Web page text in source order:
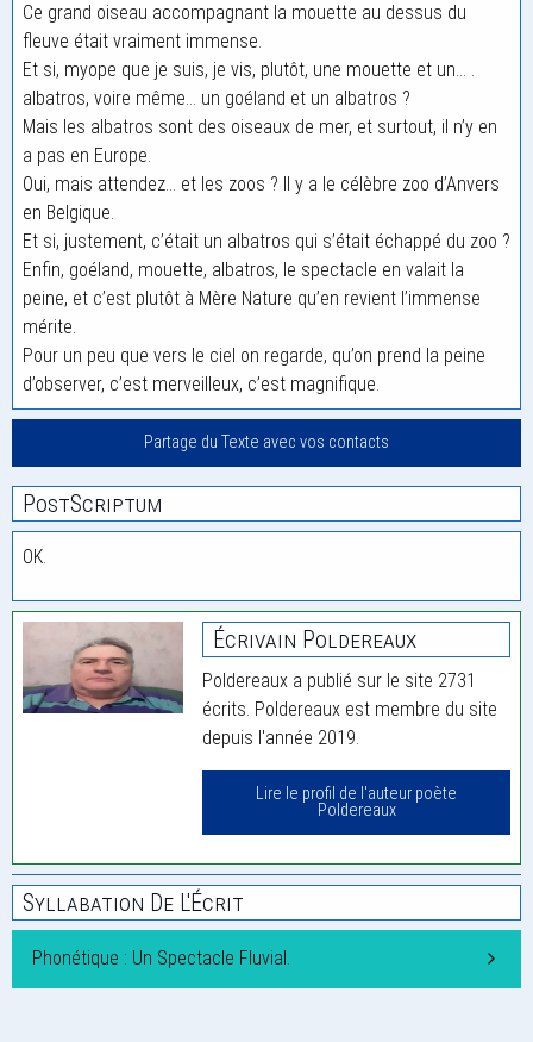
Ce grand oiseau accompagnant la mouette au dessus du
fleuve était vraiment immense.
Et si, myope que je suis, je vis, plutôt, une mouette et un… .
albatros, voire même… un goéland et un albatros ?
Mais les albatros sont des oiseaux de mer, et surtout, il n’y en
a pas en Europe.
Oui, mais attendez… et les zoos ? Il y a le célèbre zoo d’Anvers
en Belgique.
Et si, justement, c’était un albatros qui s’était échappé du zoo ?
Enfin, goéland, mouette, albatros, le spectacle en valait la
peine, et c’est plutôt à Mère Nature qu’en revient l’immense
mérite.
Pour un peu que vers le ciel on regarde, qu’on prend la peine
d’observer, c’est merveilleux, c’est magnifique.
Partage du Texte avec vos contacts
PostScriptum
OK.
Écrivain Poldereaux
Poldereaux a publié sur le site 2731
écrits. Poldereaux est membre du site
depuis l'année 2019.
Lire le profil de l'auteur poète
Poldereaux
Syllabation De L'Écrit
Phonétique : Un Spectacle Fluvial.